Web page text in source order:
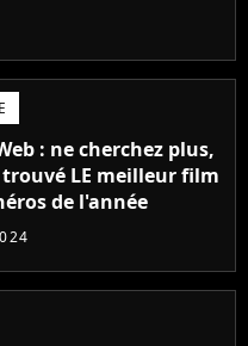
: ne cherchez plus,
LE meilleur film
de l'année